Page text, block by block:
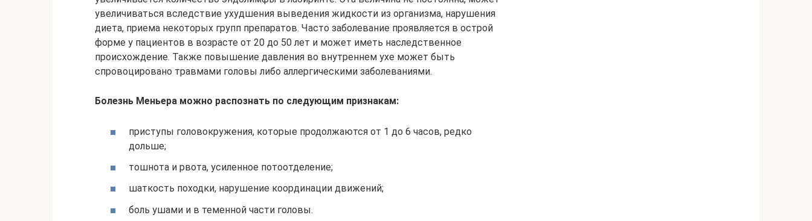
увеличиваться вследствие ухудшения выведения жидкости из организма, нарушения
диета, приема некоторых групп препаратов. Часто заболевание проявляется в острой
форме у пациентов в возрасте от 20 до 50 лет и может иметь наследственное
происхождение. Также повышение давления во внутреннем ухе может быть
спровоцировано травмами головы либо аллергическими заболеваниями.
Болезнь Меньера можно распознать по следующим признакам:
приступы головокружения, которые продолжаются от 1 до 6 часов, редко
дольше;
тошнота и рвота, усиленное потоотделение;
шаткость походки, нарушение координации движений;
боль ушами и в теменной части головы.